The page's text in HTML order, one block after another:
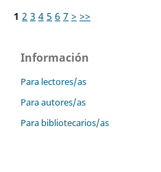
1 2 3 4 5 6 7 > >>
Información
Para lectores/as
Para autores/as
Para bibliotecarios/as